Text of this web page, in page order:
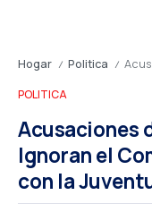
Hogar / Politica /
POLITICA
Acusaciones
Ignoran el
con la